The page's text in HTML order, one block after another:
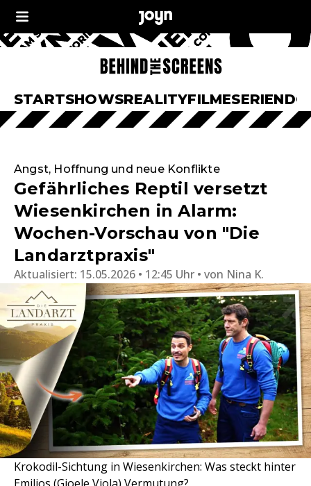
STARTSHOWSREALITYFILMESERIEN
Angst, Hoffnung und neue Konflikte
Gefährliches Reptil versetzt
Wiesenkirchen in Alarm:
Wochen-Vorschau von "Die
Landarztpraxis"
Aktualisiert: 15.05.2026 • 12:45 Uhr von Nina K.
Krokodil-Sichtung in Wiesenkirchen: Was steckt hinter